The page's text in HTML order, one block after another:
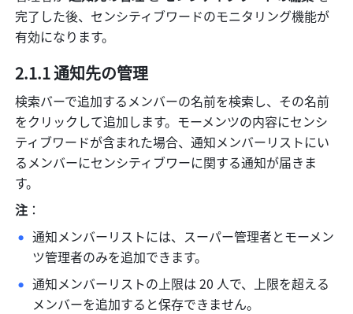
完了した後、センシティブワードのモニタリング機能が
有効になります。
2.1.1 通知先の管理
検索バーで追加するメンバーの名前を検索し、その名前
をクリックして追加します。モーメンツの内容にセンシ
ティブワードが含まれた場合、通知メンバーリストにい
るメンバーにセンシティブワーに関する通知が届きま
す。
注 ：
通知メンバーリストには、スーパー管理者とモーメン
ツ管理者のみを追加できます。
通知メンバーリストの上限は 20 人で、上限を超える
メンバーを追加すると保存できません。